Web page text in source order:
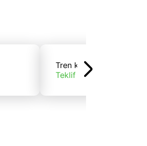
Tren kargo
Teklif alın